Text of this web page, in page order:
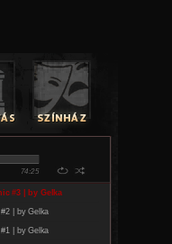
pedig nem lehet szó
szombati napján fog
pop, az alternatív és a
időszak egyik
ben a Telekom Electronic
2025-ben pedig már a
is játszotta down című
meg tabuk nélkül, miközben
Első magyar nyelvű EP-je, az
egyik legerősebb hazai
Lee vagy Molnár Tamás.